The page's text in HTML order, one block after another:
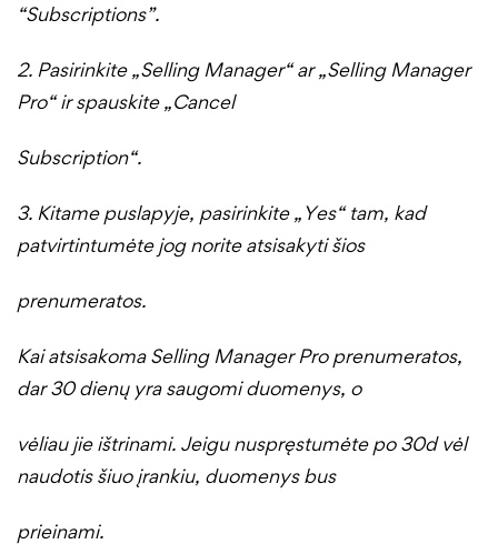
“Subscriptions”.
2. Pasirinkite „Selling Manager“ ar „Selling Manager
Pro“ ir spauskite „Cancel
Subscription“.
3. Kitame puslapyje, pasirinkite „Yes“ tam, kad
patvirtintumėte jog norite atsisakyti šios
prenumeratos.
Kai atsisakoma Selling Manager Pro prenumeratos,
dar 30 dienų yra saugomi duomenys, o
vėliau jie ištrinami. Jeigu nuspręstumėte po 30d vėl
naudotis šiuo įrankiu, duomenys bus
prieinami.